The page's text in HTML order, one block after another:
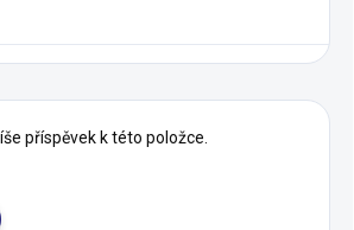
příspěvek k této položce.